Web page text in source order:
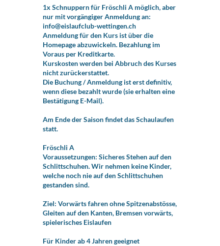
1x Schnuppern für Fröschli A möglich, aber
nur mit vorgängiger Anmeldung an:
info@eislaufclub-wettingen.ch
Anmeldung für den Kurs ist über die
Homepage abzuwickeln. Bezahlung im
Voraus per Kreditkarte.
Kurskosten werden bei Abbruch des Kurses
nicht zurückerstattet.
Die Buchung / Anmeldung ist erst definitiv,
wenn diese bezahlt wurde (sie erhalten eine
Bestätigung E-Mail).
Am Ende der Saison findet das Schaulaufen
statt.
Fröschli A
Voraussetzungen: Sicheres Stehen auf den
Schlittschuhen. Wir nehmen keine Kinder,
welche noch nie auf den Schlittschuhen
gestanden sind.
Ziel: Vorwärts fahren ohne Spitzenabstösse,
Gleiten auf den Kanten, Bremsen vorwärts,
spielerisches Eislaufen
Für Kinder ab 4 Jahren geeignet